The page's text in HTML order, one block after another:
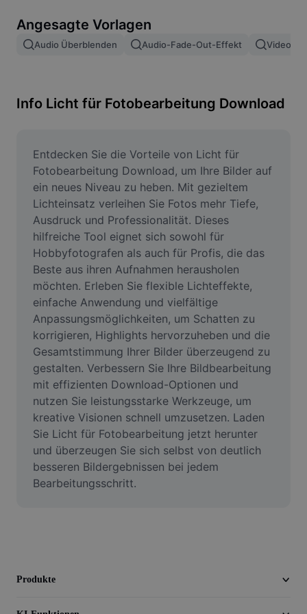
Bilder zusammenfügen
Bildgröße ändern
Meme-Generator
AI Text Remover
AI People Remover
AI Inpainting
Face Cutout
Video
Videohintergrund entfernen
Qualität verbessern
Videoeditor
Video zuschneiden
Untertitel zu Videos hinzufügen
Videokonverter
Angesagte Vorlagen
Audio Überblenden Audio-Fade-Out-Effekt Video
Info Licht für Fotobearbeitung Download
Entdecken Sie die Vorteile von Licht für
Fotobearbeitung Download, um Ihre Bilder auf
ein neues Niveau zu heben. Mit gezieltem
Lichteinsatz verleihen Sie Fotos mehr Tiefe,
Ausdruck und Professionalität. Dieses
hilfreiche Tool eignet sich sowohl für
Hobbyfotografen als auch für Profis, die das
Beste aus ihren Aufnahmen herausholen
möchten. Erleben Sie flexible Lichteffekte,
einfache Anwendung und vielfältige
Anpassungsmöglichkeiten, um Schatten zu
korrigieren, Highlights hervorzuheben und die
Gesamtstimmung Ihrer Bilder überzeugend zu
gestalten. Verbessern Sie Ihre Bildbearbeitung
mit effizienten Download-Optionen und
nutzen Sie leistungsstarke Werkzeuge, um
kreative Visionen schnell umzusetzen. Laden
Sie Licht für Fotobearbeitung jetzt herunter
und überzeugen Sie sich selbst von deutlich
besseren Bildergebnissen bei jedem
Bearbeitungsschritt.
Produkte